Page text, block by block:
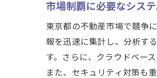
市場制覇に必要なシス
東京都の不動産市場で競争
報を迅速に集計し、分析す
す。さらに、クラウドベー
また、セキュリティ対策も